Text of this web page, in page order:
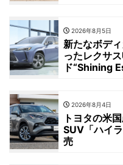
2026年8月5日
新たなボデ
ったレクサ
ド“Shining
2026年8月4日
トヨタの米
SUV「ハイ
売